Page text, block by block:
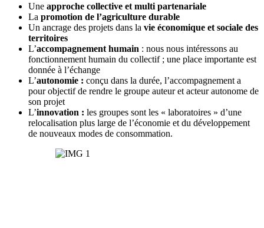
Une approche collective et multi partenariale
La promotion de l’agriculture durable
Un ancrage des projets dans la vie économique et sociale des
territoires
L’accompagnement humain : nous nous intéressons au
fonctionnement humain du collectif ; une place importante est
donnée à l’échange
L’autonomie : conçu dans la durée, l’accompagnement a
pour objectif de rendre le groupe auteur et acteur autonome de
son projet
L’innovation : les groupes sont les « laboratoires » d’une
relocalisation plus large de l’économie et du développement
de nouveaux modes de consommation.